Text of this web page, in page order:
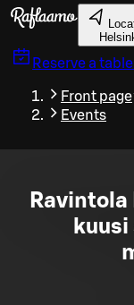
Skip to main content
Reserve a table
Front page
Events